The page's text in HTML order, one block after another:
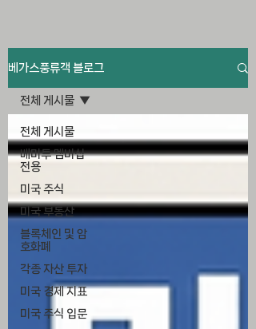
베가스풍류객 블로그
전체 게시물
베미투 멤버십
전용
미국 주식
미국 부동산
블록체인 및 암
호화폐
각종 자산 투자
미국 경제 지표
미국 주식 입문
전체 게시물